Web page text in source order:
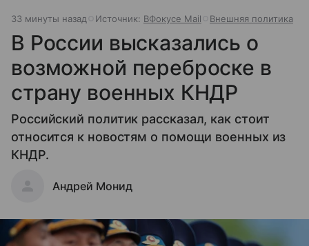
33 минуты назад Источник: ВФокусе Mail Внешняя политика
В России высказались о
возможной переброске в
страну военных КНДР
Российский политик рассказал, как стоит
относится к новостям о помощи военных из
КНДР.
Андрей Монид